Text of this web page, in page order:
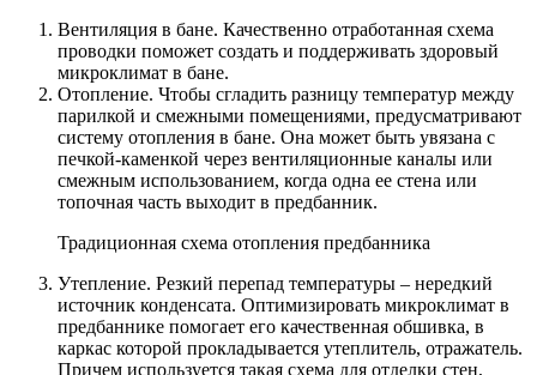
Вентиляция в бане. Качественно отработанная схема
проводки поможет создать и поддерживать здоровый
микроклимат в бане.
Отопление. Чтобы сгладить разницу температур между
парилкой и смежными помещениями, предусматривают
систему отопления в бане. Она может быть увязана с
печкой-каменкой через вентиляционные каналы или
смежным использованием, когда одна ее стена или
топочная часть выходит в предбанник.
Традиционная схема отопления предбанника
Утепление. Резкий перепад температуры – нередкий
источник конденсата. Оптимизировать микроклимат в
предбаннике помогает его качественная обшивка, в
каркас которой прокладывается утеплитель, отражатель.
Причем используется такая схема для отделки стен,